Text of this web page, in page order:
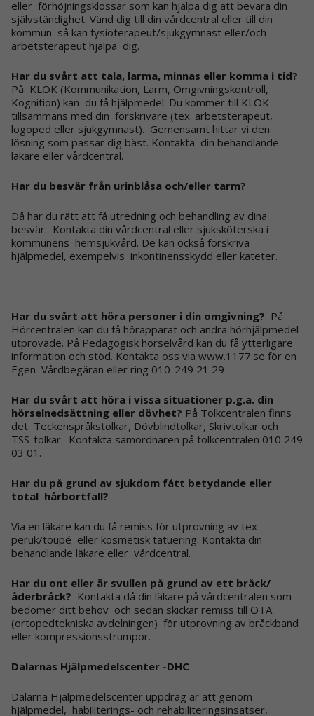
eller förhöjningsklossar som kan hjälpa dig att bevara din
självständighet. Vänd dig till din vårdcentral eller till din
kommun så kan fysioterapeut/sjukgymnast eller/och
arbetsterapeut hjälpa dig.
Har du svårt att tala, larma, minnas eller komma i tid?
På KLOK (Kommunikation, Larm, Omgivningskontroll,
Kognition) kan du få hjälpmedel. Du kommer till KLOK
tillsammans med din förskrivare (tex. arbetsterapeut,
logoped eller sjukgymnast). Gemensamt hittar vi den
lösning som passar dig bäst. Kontakta din behandlande
läkare eller vårdcentral.
Har du besvär från urinblåsa och/eller tarm?
Då har du rätt att få utredning och behandling av dina
besvär. Kontakta din vårdcentral eller sjuksköterska i
kommunens hemsjukvård. De kan också förskriva
hjälpmedel, exempelvis inkontinensskydd eller kateter.
Har du svårt att höra personer i din omgivning? På
Hörcentralen kan du få hörapparat och andra hörhjälpmedel
utprovade. På Pedagogisk hörselvård kan du få ytterligare
information och stöd. Kontakta oss via www.1177.se för en
Egen Vårdbegäran eller ring 010-249 21 29
Har du svårt att höra i vissa situationer p.g.a. din
hörselnedsättning eller dövhet? På Tolkcentralen finns
det Teckenspråkstolkar, Dövblindtolkar, Skrivtolkar och
TSS-tolkar. Kontakta samordnaren på tolkcentralen 010 249
03 01.
Har du på grund av sjukdom fått betydande eller
total hårbortfall?
Via en läkare kan du få remiss för utprovning av tex
peruk/toupé eller kosmetisk tatuering. Kontakta din
behandlande läkare eller vårdcentral.
Har du ont eller är svullen på grund av ett bråck/
åderbråck? Kontakta då din läkare på vårdcentralen som
bedömer ditt behov och sedan skickar remiss till OTA
(ortopedtekniska avdelningen) för utprovning av bråckband
eller kompressionsstrumpor.
Dalarnas Hjälpmedelscenter -DHC
Dalarna Hjälpmedelscenter uppdrag är att genom
hjälpmedel, habiliterings- och rehabiliteringsinsatser,